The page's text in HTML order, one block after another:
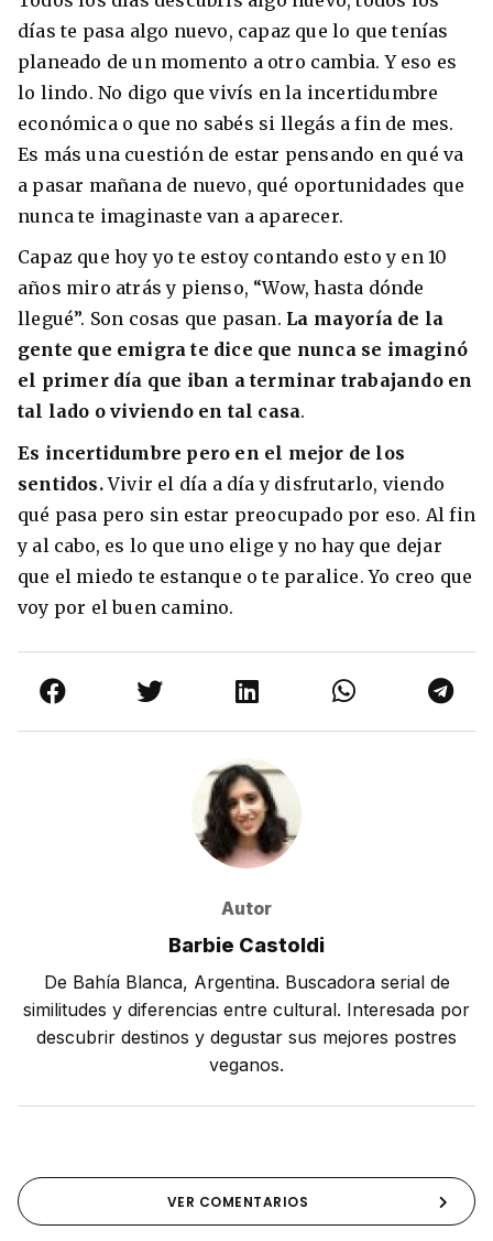
días te pasa algo nuevo, capaz que lo que tenías
planeado de un momento a otro cambia. Y eso es
lo lindo. No digo que vivís en la incertidumbre
económica o que no sabés si llegás a fin de mes.
Es más una cuestión de estar pensando en qué va
a pasar mañana de nuevo, qué oportunidades que
nunca te imaginaste van a aparecer.
Capaz que hoy yo te estoy contando esto y en 10
años miro atrás y pienso, “Wow, hasta dónde
llegué”. Son cosas que pasan. La mayoría de la
gente que emigra te dice que nunca se imaginó
el primer día que iban a terminar trabajando en
tal lado o viviendo en tal casa.
Es incertidumbre pero en el mejor de los
sentidos.Vivir el día a día y disfrutarlo, viendo
qué pasa pero sin estar preocupado por eso. Al fin
y al cabo, es lo que uno elige y no hay que dejar
que el miedo te estanque o te paralice. Yo creo que
voy por el buen camino.
Autor
Barbie Castoldi
De Bahía Blanca, Argentina. Buscadora serial de
similitudes y diferencias entre cultural. Interesada por
descubrir destinos y degustar sus mejores postres
veganos.
VER COMENTARIOS